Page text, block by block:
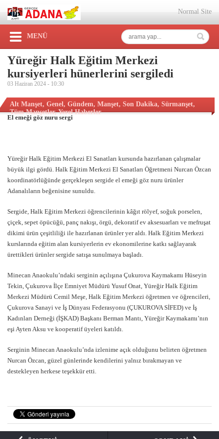
Normal Site
MENÜ
Yüreğir Halk Eğitim Merkezi
kursiyerleri hünerlerini sergiledi
03 Haziran 2024 - 10:30
Alt Manşet, Genel, Gündem, Manşet, Son Dakika, Sürmanşet,
Tüm Manşetler,Yerel Haberler
El emeği göz nuru sergi
Yüreğir Halk Eğitim Merkezi El Sanatları kursunda hazırlanan çalışmalar
büyük ilgi gördü. Halk Eğitim Merkezi El Sanatları Öğretmeni Nurcan Özcan
koordinatörlüğünde gerçekleşen sergide el emeği göz nuru ürünler
Adanalıların beğenisine sunuldu.
Sergide, Halk Eğitim Merkezi öğrencilerinin kâğıt rölyef, soğuk porselen,
çiçek, sepet öpücüğü, panç nakışı, örgü, dekoratif ev aksesuarları ve mefruşat
dikimi ürün çeşitliliği ile hazırlanan ürünler yer aldı. Halk Eğitim Merkezi
kurslarında eğitim alan kursiyerlerin ev ekonomilerine katkı sağlayarak
ürettikleri ürünler sergide satışa sunulmaya başladı.
Minecan Anaokulu’ndaki serginin açılışına Çukurova Kaymakamı Hüseyin
Tekin, Çukurova İlçe Emniyet Müdürü Yusuf Onat, Yüreğir Halk Eğitim
Merkezi Müdürü Cemil Meşe, Halk Eğitim Merkezi öğretmen ve öğrencileri,
Çukurova Sanayi ve İş Dünyası Federasyonu (ÇUKUROVA SİFED) ve İş
Kadınları Derneği (İŞKAD) Başkanı Berman Mantı, Yüreğir Kaymakamı’nın
eşi Ayten Aksu ve kooperatif üyeleri katıldı.
Serginin Minecan Anaokulu’nda izlenime açık olduğunu belirten öğretmen
Nurcan Özcan, güzel günlerinde kendilerini yalnız bırakmayan ve
destekleyen herkese teşekkür etti.